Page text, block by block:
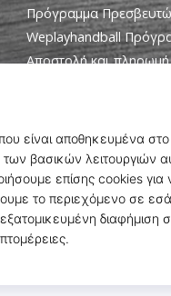
Πρόγραμμα
Weplayhandball
Αποστολή και πληρωμή
Συχνές ερωτήσεις
Πολιτική απορρήτου
WePlayHandball.cy